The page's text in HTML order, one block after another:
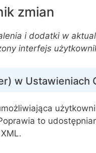
zmian
i dodatki w
interfejs
w Ustawieniach
to